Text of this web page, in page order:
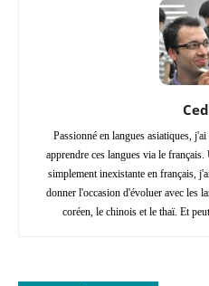
Ced
Passionné en langues asiatiques,
apprendre ces langues via le
simplement inexistante en français,
donner l'occasion d'évoluer avec les
coréen, le chinois et le thaï. Et